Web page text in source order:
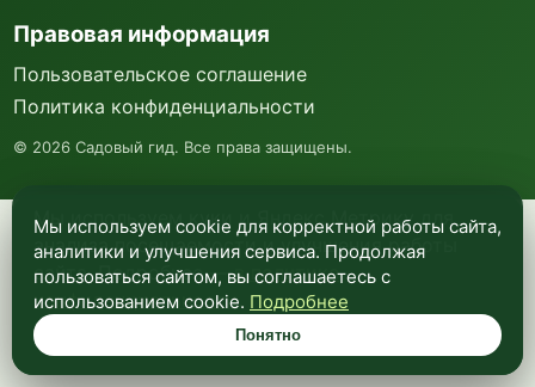
Мы используем куки и Яндекс Метрику для
анализа посещаемости и улучшения работы
сайта. Подробнее —в политике
конфиденциальности.
Понятно
Правовая информация
Пользовательское соглашение
Политика конфиденциальности
© 2026 Садовый гид. Все права защищены.
Мы используем cookie для корректной работы сайта,
аналитики и улучшения сервиса. Продолжая
пользоваться сайтом, вы соглашаетесь с
использованием cookie. Подробнее
Понятно